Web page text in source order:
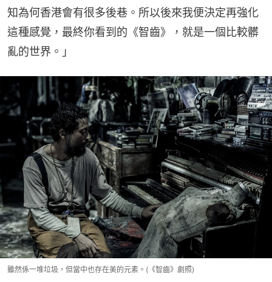
知為何香港會有很多後巷。所以後來我便決定再強化
這種感覺，最終你看到的《智齒》，就是一個比較髒
亂的世界。」
雖然係一堆垃圾，但當中也存在美的元素。(《智齒》劇照)